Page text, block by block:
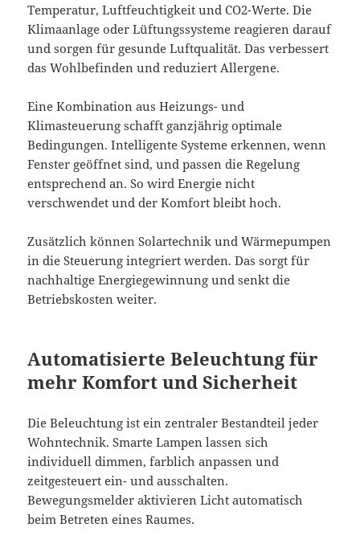
Temperatur, Luftfeuchtigkeit und CO2-Werte. Die
Klimaanlage oder Lüftungssysteme reagieren darauf
und sorgen für gesunde Luftqualität. Das verbessert
das Wohlbefinden und reduziert Allergene.
Eine Kombination aus Heizungs- und
Klimasteuerung schafft ganzjährig optimale
Bedingungen. Intelligente Systeme erkennen, wenn
Fenster geöffnet sind, und passen die Regelung
entsprechend an. So wird Energie nicht
verschwendet und der Komfort bleibt hoch.
Zusätzlich können Solartechnik und Wärmepumpen
in die Steuerung integriert werden. Das sorgt für
nachhaltige Energiegewinnung und senkt die
Betriebskosten weiter.
Automatisierte Beleuchtung für
mehr Komfort und Sicherheit
Die Beleuchtung ist ein zentraler Bestandteil jeder
Wohntechnik. Smarte Lampen lassen sich
individuell dimmen, farblich anpassen und
zeitgesteuert ein- und ausschalten.
Bewegungsmelder aktivieren Licht automatisch
beim Betreten eines Raumes.